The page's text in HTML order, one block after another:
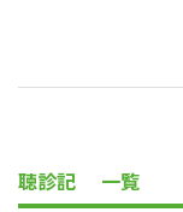
聴診記 一覧